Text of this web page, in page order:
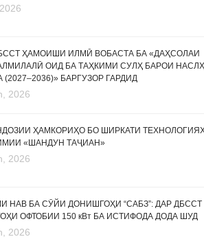
ҲАМОИШИ ИЛМӢ ВОБАСТА БА «ДАҲСОЛАИ
ОИД БА ТАҲКИМИ СУЛҲ БАРОИ
БАРГУЗОР ГАРДИД
2026
ҲАМКОРИҲО БО ШИРКАТИ
«ШАНДУН ТАҶИАН»
2026
НАВ БА СӮЙИ ДОНИШГОҲИ “САБЗ”: ДАР ДБССТ
ОФТОБИИ 150 кВт БА ИСТИФОДА ДОДА ШУД
2026